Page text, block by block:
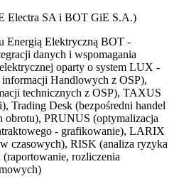
Electra SA i BOT GiE S.A.)
Energią Elektryczną BOT -
danych i wspomagania
oparty o system LUX -
Handlowych z OSP),
technicznych z OSP), TAXUS
Trading Desk (bezpośredni handel
obrotu), PRUNUS (optymalizacja
- grafikowanie), LARIX
czasowych), RISK (analiza ryzyka
rozliczenia